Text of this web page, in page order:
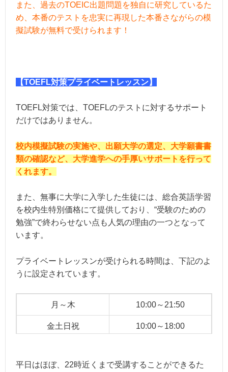
また、過去のTOEIC出題問題を独自に研究しているた
め、本番のテストを忠実に再現した本番さながらの模
擬試験が無料で受けられます！
【TOEFL対策プライベートレッスン】
TOEFL対策では、TOEFLのテストに対するサポート
だけではありません。
校内模擬試験の実施や、出願大学の選定、大学願書書
類の確認など、大学進学への手厚いサポートを行って
くれます。
また、無事に大学に入学した生徒には、総合英語学習
を校内生特別価格にて提供しており、“受験のための
勉強”で終わらせない点も人気の理由の一つとなって
います。
プライベートレッスンが受けられる時間は、下記のよ
うに設定されています。
月～木 10:00～21:50
金土日祝 10:00～18:00
平日はほぼ、22時近くまで受講することができるた